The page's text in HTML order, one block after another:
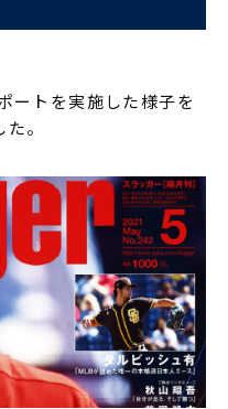
ートを実施した様子を
。